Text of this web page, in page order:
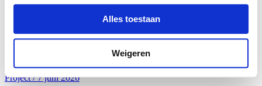
Alles toestaan
Weigeren
Spinoza in het Amsterdamse Bostheater
Project / 7 juni 2026